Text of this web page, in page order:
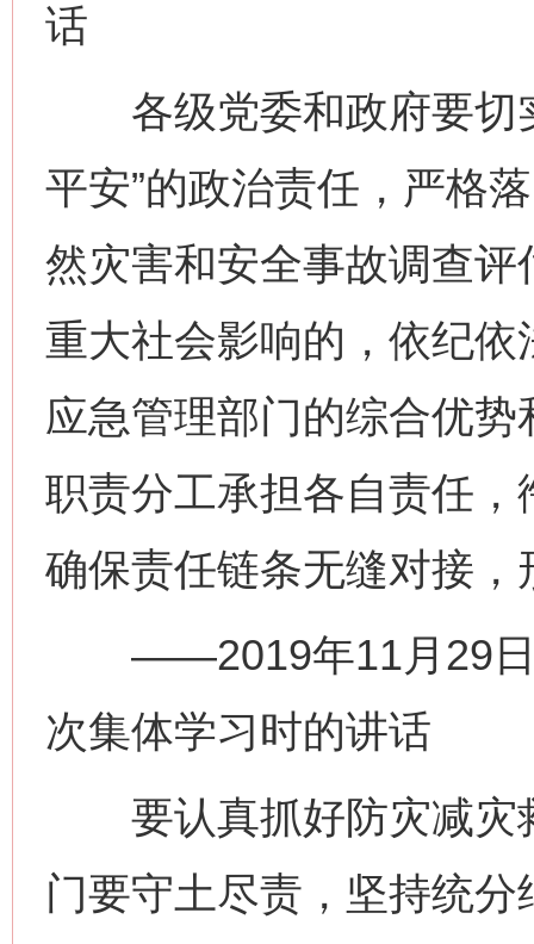
话
各级党委和政府要切
平安”的政治责任，严格
然灾害和安全事故调查
重大社会影响的，依纪
应急管理部门的综合优
职责分工承担各自责任，
确保责任链条无缝对接，
——2019年11月29日
次集体学习时的讲话
要认真抓好防灾减灾
门要守土尽责，坚持统